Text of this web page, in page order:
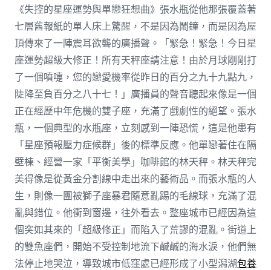
《失控的星座運勢與單戀狂想曲》張水瓶從他那張覆蓋著
七層舊報紙的單人床上驚醒，不是因為鬧鐘，而是因為屋
頂傳來了一陣震耳欲聾的廣播聲。「緊急！緊急！今日星
座運勢超級大修正！所有天秤座請注意！由於月球剛剛打
了一個噴嚏，您的戀愛機率從昨日的百分之九十九點九，
陡降至負百分之八十七！」廣播員的聲音聽起來像是一個
正在經歷中年危機的雙子座，充滿了戲劇性的絕望。張水
瓶，一個典型的水瓶座，立刻感到一陣恐慌，這是他患有
「星座預報壓力症候群」後的標準反應。他單戀著住在隔
壁棟、經營一家「平衡美學」咖啡館的林天秤。林天秤完
美得像是從黃金分割線中走出來的藝術品。而張水瓶的人
生，則像一團被獅子座暴君隨意亂踢的毛線球，充滿了混
亂與錯位。他衝到窗邊，往外看去。整座城市已經因為這
個突如其來的「超級修正」而陷入了荒謬的混亂。街道上
的雙魚座們，開始不受控制地流下鹹鹹的海水淚，他們無
法停止地哭泣，導致城市低窪處已經形成了小型潟湖包養